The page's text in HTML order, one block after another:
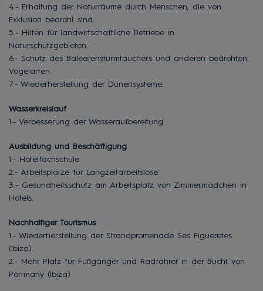
4.- Erhaltung der Naturräume durch Menschen, die von
Exklusion bedroht sind.
5.- Hilfen für landwirtschaftliche Betriebe in
Naturschutzgebieten.
6.- Schutz des Balearensturmtauchers und anderen bedrohten
Vogelarten.
7.- Wiederherstellung der Dünensysteme.
Wasserkreislauf
1.- Verbesserung der Wasseraufbereitung.
Ausbildung und Beschäftigung
1.- Hotelfachschule.
2.- Arbeitsplätze für Langzeitarbeitslose.
3.- Gesundheitsschutz am Arbeitsplatz von Zimmermädchen in
Hotels.
Nachhaltiger Tourismus
1.- Wiederherstellung der Strandpromenade Ses Figueretes
(Ibiza).
2.- Mehr Platz für Fußgänger und Radfahrer in der Bucht von
Portmany (Ibiza)